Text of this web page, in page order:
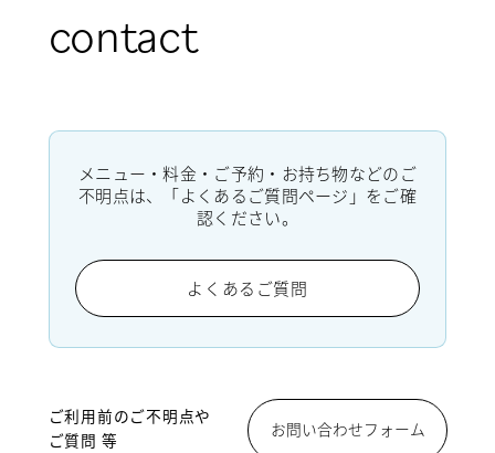
contact
メニュー・料金・ご予約・お持ち物などのご
不明点は、「よくあるご質問ページ」をご確
認ください。
よくあるご質問
ご利用前のご不明点や
ご質問 等
お問い合わせフォーム